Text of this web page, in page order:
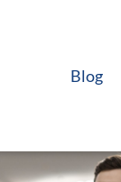
Blog